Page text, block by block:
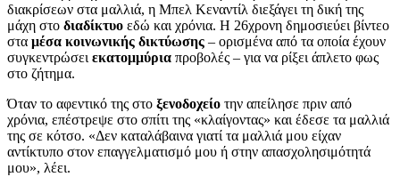
διακρίσεων στα μαλλιά, η Μπελ Κεναντίλ διεξάγει τη δική της
μάχη στο διαδίκτυο εδώ και χρόνια. Η 26χρονη δημοσιεύει βίντεο
στα μέσα κοινωνικής δικτύωσης – ορισμένα από τα οποία έχουν
συγκεντρώσει εκατομμύρια προβολές – για να ρίξει άπλετο φως
στο ζήτημα.
Όταν το αφεντικό της στο ξενοδοχείο την απείλησε πριν από
χρόνια, επέστρεψε στο σπίτι της «κλαίγοντας» και έδεσε τα μαλλιά
της σε κότσο. «Δεν καταλάβαινα γιατί τα μαλλιά μου είχαν
αντίκτυπο στον επαγγελματισμό μου ή στην απασχολησιμότητά
μου», λέει.